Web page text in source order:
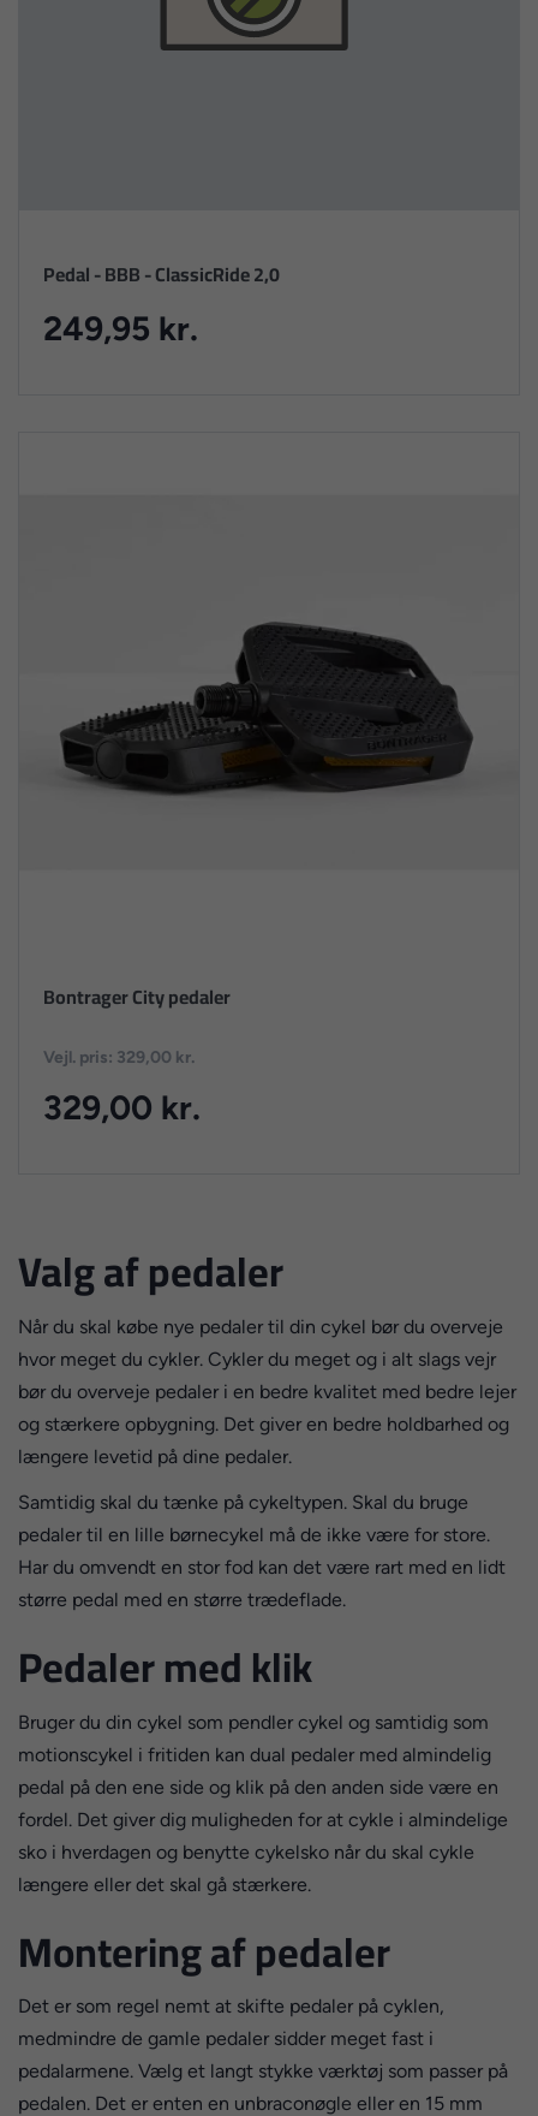
Pedal - BBB - ClassicRide 2,0
249,95 kr.
Bontrager City pedaler
Vejl. pris: 329,00 kr.
329,00 kr.
Valg af pedaler
Når du skal købe nye pedaler til din cykel bør du overveje
hvor meget du cykler. Cykler du meget og i alt slags vejr
bør du overveje pedaler i en bedre kvalitet med bedre lejer
og stærkere opbygning. Det giver en bedre holdbarhed og
længere levetid på dine pedaler.
Samtidig skal du tænke på cykeltypen. Skal du bruge
pedaler til en lille børnecykel må de ikke være for store.
Har du omvendt en stor fod kan det være rart med en lidt
større pedal med en større trædeflade.
Pedaler med klik
Bruger du din cykel som pendler cykel og samtidig som
motionscykel i fritiden kan dual pedaler med almindelig
pedal på den ene side og klik på den anden side være en
fordel. Det giver dig muligheden for at cykle i almindelige
sko i hverdagen og benytte cykelsko når du skal cykle
længere eller det skal gå stærkere.
Montering af pedaler
Det er som regel nemt at skifte pedaler på cyklen,
medmindre de gamle pedaler sidder meget fast i
pedalarmene. Vælg et langt stykke værktøj som passer på
pedalen. Det er enten en unbraconøgle eller en 15 mm